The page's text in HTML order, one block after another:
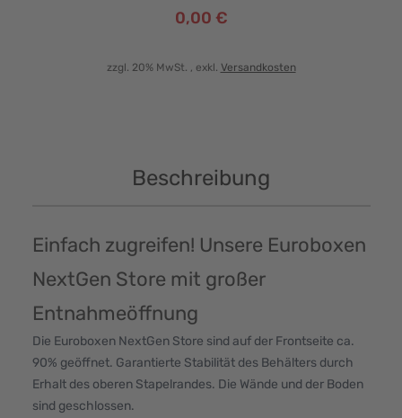
0,00 €
zzgl. 20% MwSt. , exkl. Versandkosten
Beschreibung
Einfach zugreifen! Unsere Euroboxen
NextGen Store mit großer
Entnahmeöffnung
Die Euroboxen NextGen Store sind auf der Frontseite ca.
90% geöffnet. Garantierte Stabilität des Behälters durch
Erhalt des oberen Stapelrandes. Die Wände und der Boden
sind geschlossen.